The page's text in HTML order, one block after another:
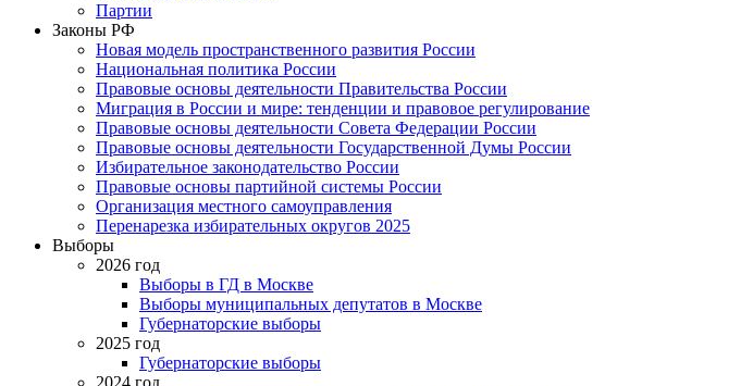
Партии
Законы РФ
Новая модель пространственного развития России
Национальная политика России
Правовые основы деятельности Правительства России
Миграция в России и мире: тенденции и правовое регулирование
Правовые основы деятельности Совета Федерации России
Правовые основы деятельности Государственной Думы России
Избирательное законодательство России
Правовые основы партийной системы России
Организация местного самоуправления
Перенарезка избирательных округов 2025
Выборы
2026 год
Выборы в ГД в Москве
Выборы муниципальных депутатов в Москве
Губернаторские выборы
2025 год
Губернаторские выборы
2024 год